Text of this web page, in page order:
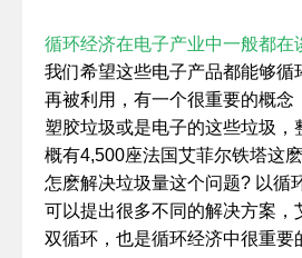
循环经济在电子产业中一般都在
我们希望这些电子产品都能够循
再被利用，有一个很重要的概念
塑胶垃圾或是电子的这些垃圾，
概有4,500座法国艾菲尔铁塔这麽
怎麽解决垃圾量这个问题? 以循
可以提出很多不同的解决方案，
双循环，也是循环经济中很重要